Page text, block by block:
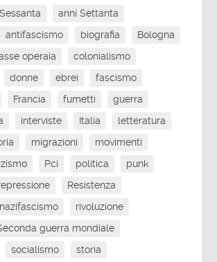
anni Settanta
antifascismo biografia
Bologna
operaia
colonialismo
donne ebrei
fascismo
Francia fumetti
guerra
interviste Italia
letteratura
migrazioni
movimenti
Pci politica
punk
Resistenza
rivoluzione
guerra mondiale
socialismo
storia